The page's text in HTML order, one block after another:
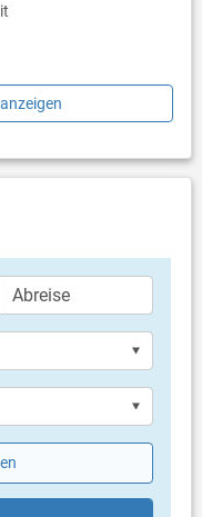
zu Balkon/Terrasse
€ pro Tag / pro